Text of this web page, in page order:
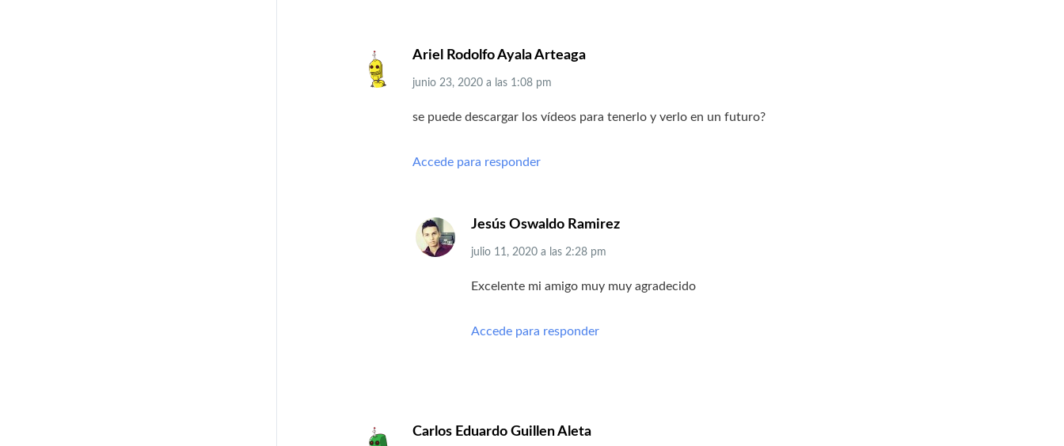
Ariel Rodolfo Ayala Arteaga
junio 23, 2020 a las 1:08 pm
se puede descargar los vídeos para tenerlo y verlo en un futuro?
Accede para responder
Jesús Oswaldo Ramirez
julio 11, 2020 a las 2:28 pm
Excelente mi amigo muy muy agradecido
Accede para responder
Carlos Eduardo Guillen Aleta